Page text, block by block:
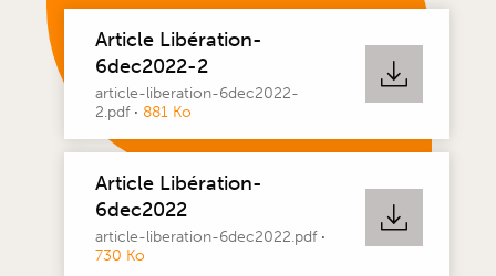
Article Libération-
6dec2022-2
article-liberation-6dec2022-
2.pdf· 881 Ko
Article Libération-
6dec2022
article-liberation-6dec2022.pdf·
730 Ko